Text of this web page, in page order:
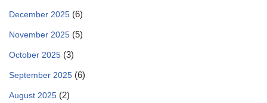
December 2025 (6)
November 2025 (5)
October 2025 (3)
September 2025 (6)
August 2025 (2)